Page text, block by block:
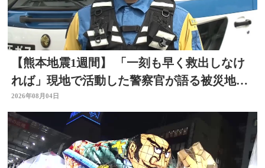
【熊本地震1週間】 「一刻も早く救出しなけ
れば」現地で活動した警察官が語る被災地の
状況 大分
2026年08月04日